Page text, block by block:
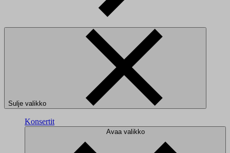
Sulje valikko
Konsertit
Avaa valikko